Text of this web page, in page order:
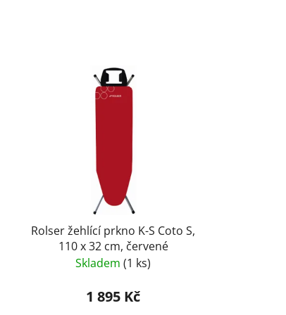
Rolser žehlící prkno K-S Coto S,
110 x 32 cm, červené
Skladem(1 ks)
1 895 Kč